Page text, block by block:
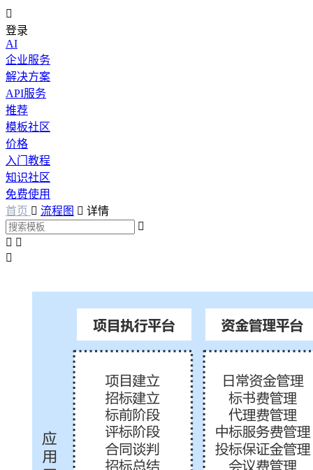

登录
AI
企业服务
解决方案
API服务
推荐
模板社区
价格
入门教程
知识社区
免费使用
首页  流程图  详情

 
